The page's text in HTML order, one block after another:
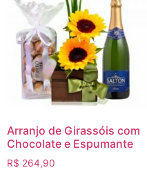
Arranjo de Girassóis com
Chocolate e Espumante
R$ 264,90